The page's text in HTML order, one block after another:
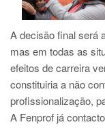
A decisão final será
mas em todas as
efeitos de carreira
constituiria a não
profissionalização,
A Fenprof já